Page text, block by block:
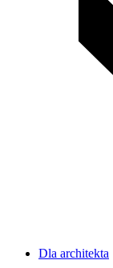
Dla architekta